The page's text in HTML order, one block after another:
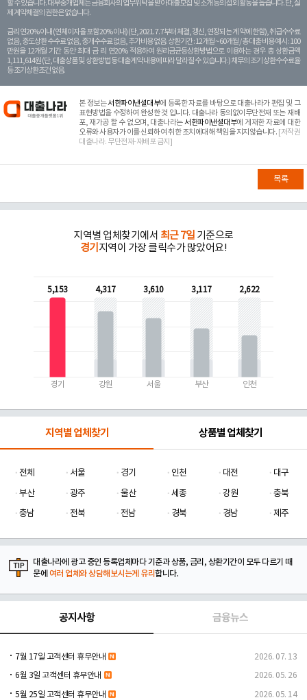
할 수 있습니다. 대부중개업체는 금융회사의 업무위탁을 받아 대출모집 및 소개 등의 섭외 활동을 돕습니다. 단, 실
제 계약체결의 권한은 없습니다.
금리 연20% 이내 (연체이자율 포함 20% 이내) (단, 2021. 7. 7부터 체결, 갱신, 연장되는 계 약에 한함), 취급수수료
없음, 중도상환 수수료 없음, 중개수수료 없음, 추가비용 없음. 상환기간 : 12개월 ~ 60개월 / 총 대출 비용 예시 : 100
만원을 12개월 기간 동안 최대 금 리 연20% 적용하여 원리금균등상환방법으로 이용하는 경우 총 상환금액
1,111,614원 (단, 대출상품 및 상환방법 등 대출계약 내용에 따라 달라질 수 있습니다.) 채무의 조기 상환수수료율
등 조기상환조건 없음.
본 정보는서한파이낸셜대부에 등록한 자료를 바탕으로 대출나라가 편집 및 그
표현방법을 수정하여 완성한 것 입니다. 대출나라 동의없이무단전재 또는 재배
포, 재가공 할 수 없으며, 대출나라는서한파이낸셜대부에 게재한 자료에 대한
오류와 사용자가 이를 신뢰하여 취한 조치에대해 책임을 지지않습니다. [저작권
대출나라. 무단전재-재배포 금지]
목록
지역별 업체찾기에서 최근 7일 기준으로
경기 지역이 가장 클릭수가 많았어요!
5,153
경기
4,317
강원
3,610
서울
3,117
부산
2,622
인천
지역별 업체찾기 상품별 업체찾기
전체 서울 경기 인천 대전
대구
부산
광주 울산 세종 강원
충북
충남
전북 전남 경북 경남 제주
대출나라에 광고 중인 등록업체마다 기준과 상품, 금리, 상환기간이 모두 다르기 때
문에 여러 업체와 상담해보시는게 유리합니다.
공지사항 금융뉴스
7월 17일 고객센터 휴무안내 2026. 07. 13
6월 3일 고객센터 휴무안내 2026. 05. 26
5월 25일 고객센터 휴무안내 2026. 05. 14